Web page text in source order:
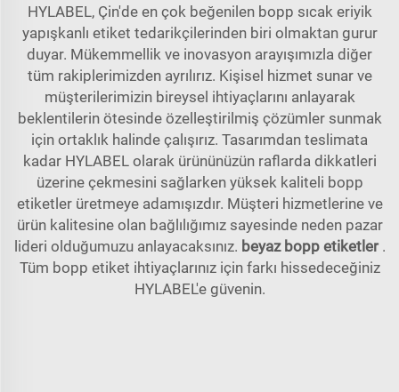
HYLABEL, Çin'de en çok beğenilen bopp sıcak eriyik
yapışkanlı etiket tedarikçilerinden biri olmaktan gurur
duyar. Mükemmellik ve inovasyon arayışımızla diğer
tüm rakiplerimizden ayrılırız. Kişisel hizmet sunar ve
müşterilerimizin bireysel ihtiyaçlarını anlayarak
beklentilerin ötesinde özelleştirilmiş çözümler sunmak
için ortaklık halinde çalışırız. Tasarımdan teslimata
kadar HYLABEL olarak ürününüzün raflarda dikkatleri
üzerine çekmesini sağlarken yüksek kaliteli bopp
etiketler üretmeye adamışızdır. Müşteri hizmetlerine ve
ürün kalitesine olan bağlılığımız sayesinde neden pazar
lideri olduğumuzu anlayacaksınız. beyaz bopp etiketler .
Tüm bopp etiket ihtiyaçlarınız için farkı hissedeceğiniz
HYLABEL'e güvenin.